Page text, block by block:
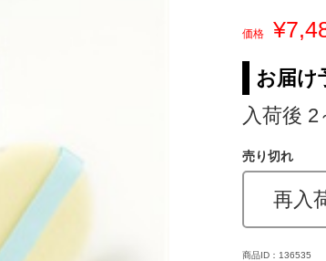
価格
お届け
入荷後 2
売り切れ
再入
商品ID：136535